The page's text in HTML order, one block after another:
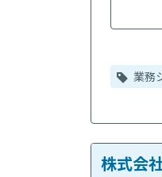
業務
株式会